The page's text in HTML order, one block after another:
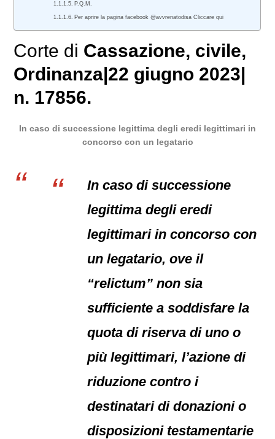
P.Q.M.
Per aprire la pagina facebook @avvrenatodisa Cliccare qui
Corte di Cassazione, civile,
Ordinanza|22 giugno 2023|
n. 17856.
In caso di successione legittima degli eredi legittimari in
concorso con un legatario
In caso di successione
legittima degli eredi
legittimari in concorso con
un legatario, ove il
“relictum” non sia
sufficiente a soddisfare la
quota di riserva di uno o
più legittimari, l’azione di
riduzione contro i
destinatari di donazioni o
disposizioni testamentarie